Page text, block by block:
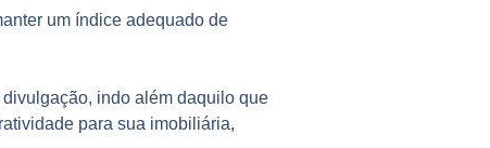
um índice adequado de
indo além daquilo que
para sua imobiliária,